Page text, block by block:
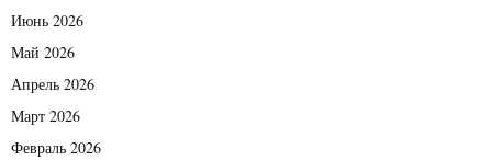
Июнь 2026
Май 2026
Апрель 2026
Март 2026
Февраль 2026